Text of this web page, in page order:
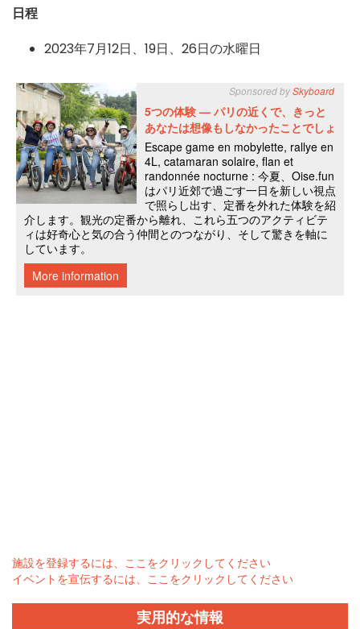
日程
2023年7月12日、19日、26日の水曜日
施設を登録するには、ここをクリックしてください
イベントを宣伝するには、ここをクリックしてください
実用的な情報